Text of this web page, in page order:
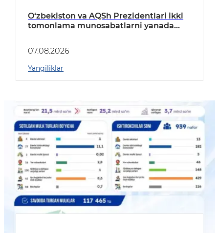
O‘zbekiston va AQSh Prezidentlari ikki
tomonlama munosabatlarni yanada
07.08.2026
Yangiliklar